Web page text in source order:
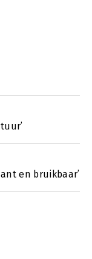
en bruikbaar’